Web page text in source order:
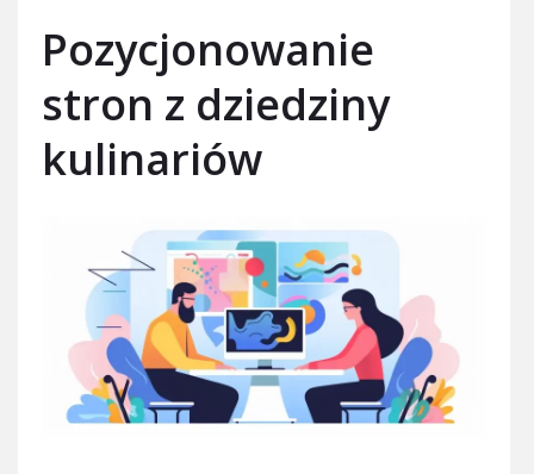
Pozycjonowanie
stron z dziedziny
kulinariów